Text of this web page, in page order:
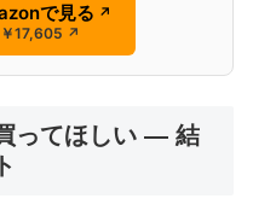
で見る ↗
￥17,605 ↗
ってほしい — 結